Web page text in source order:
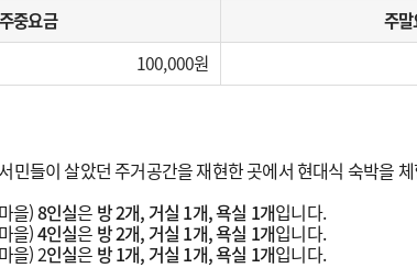
주중요금 주
100,000
민들이 살았던 주거공간을 재현한 곳에서 현대식 숙박을
을)8인실은 방 2개, 거실 1개, 욕실 1개입니다.
을)4인실은 방 2개, 거실 1개, 욕실 1개입니다.
을) 2인실은 방 1개, 거실 1개, 욕실 1개입니다.